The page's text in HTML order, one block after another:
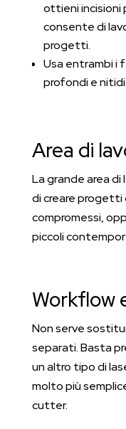
ottieni incisioni
consente di
progetti.
Usa entrambi i
profondi e nitidi.
Area di
La grande area
di creare progetti
compromessi,
piccoli
Workflow
Non serve
separati. Basta
un altro tipo di
molto più
cutter.